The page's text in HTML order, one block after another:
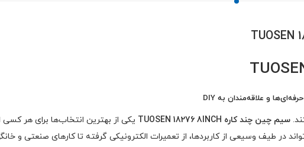
سیم چین چند کاره TUOSEN 18276 8INCH
یکی از بهترین انتخاب‌ها برای هر کسی
در طیف وسیعی از کاربردها، از تعمیرات الکترونیکی گرفته تا کارهای صنعتی و